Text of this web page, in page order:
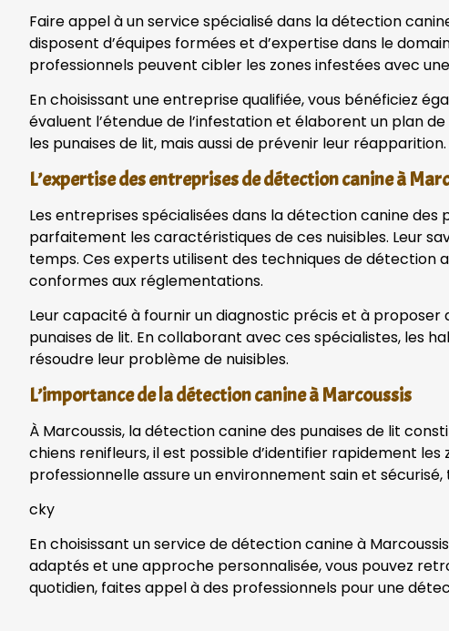
Faire appel à un service spécialisé dans la détection
disposent d’équipes formées et d’expertise dans le
professionnels peuvent cibler les zones infestées avec
En choisissant une entreprise qualifiée, vous bénéficiez
évaluent l’étendue de l’infestation et élaborent un plan
les punaises de lit, mais aussi de prévenir leur réapparition.
L’expertise des entreprises de détection canine à
Les entreprises spécialisées dans la détection canine
parfaitement les caractéristiques de ces nuisibles. Leur
temps. Ces experts utilisent des techniques de détection
conformes aux réglementations.
Leur capacité à fournir un diagnostic précis et à
punaises de lit. En collaborant avec ces spécialistes, les
résoudre leur problème de nuisibles.
L’importance de la détection canine à Marcoussis
À Marcoussis, la détection canine des punaises de lit
chiens renifleurs, il est possible d’identifier rapidement
professionnelle assure un environnement sain et
cky
En choisissant un service de détection canine à
adaptés et une approche personnalisée, vous pouvez
quotidien, faites appel à des professionnels pour une